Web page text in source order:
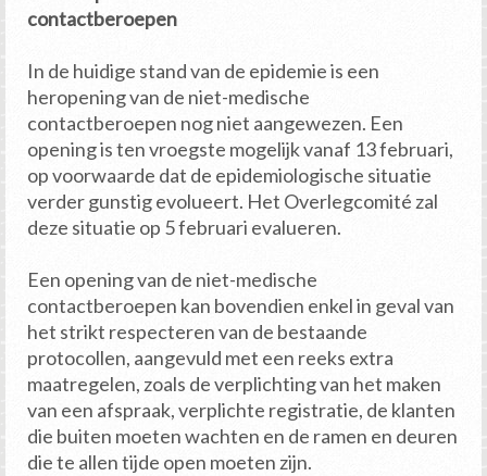
contactberoepen
In de huidige stand van de epidemie is een
heropening van de niet-medische
contactberoepen nog niet aangewezen. Een
opening is ten vroegste mogelijk vanaf 13 februari,
op voorwaarde dat de epidemiologische situatie
verder gunstig evolueert. Het Overlegcomité zal
deze situatie op 5 februari evalueren.
Een opening van de niet-medische
contactberoepen kan bovendien enkel in geval van
het strikt respecteren van de bestaande
protocollen, aangevuld met een reeks extra
maatregelen, zoals de verplichting van het maken
van een afspraak, verplichte registratie, de klanten
die buiten moeten wachten en de ramen en deuren
die te allen tijde open moeten zijn.